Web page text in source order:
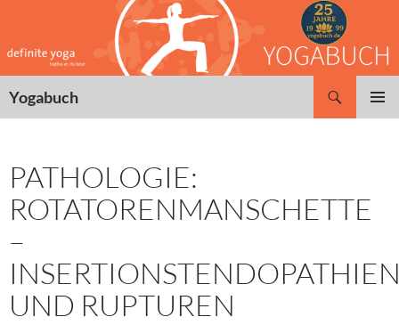
springen
Yogabuch
PATHOLOGIE:
ROTATORENMANSCHETTE
–
UND RUPTUREN